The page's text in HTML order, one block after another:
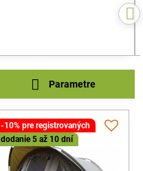
Parametre
-10% pre registrovaných
dodanie 5 až 10 dní